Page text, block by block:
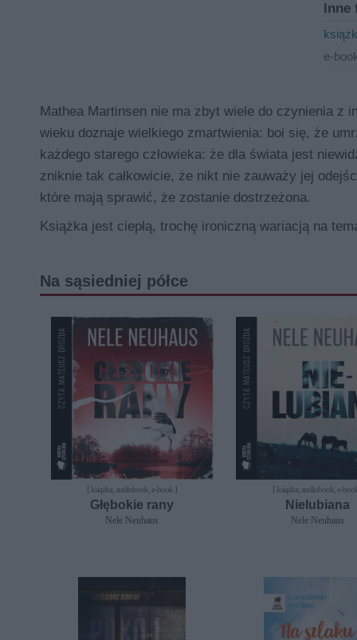
Inne
e-
Mathea Martinsen nie ma zbyt wiele do czynienia z
wieku doznaje wielkiego zmartwienia: boi się, że
każdego starego człowieka: że dla świata jest
zniknie tak całkowicie, że nikt nie zauważy jej
które mają sprawić, że zostanie dostrzeżona.
Książka jest ciepłą, trochę ironiczną wariacją na
Na sąsiedniej półce
[ książka, audiobook, e-book ]
Głębokie rany
Nele Neuhaus
[ książka, audiobook, e-
Nielubiana
Nele Neuhaus